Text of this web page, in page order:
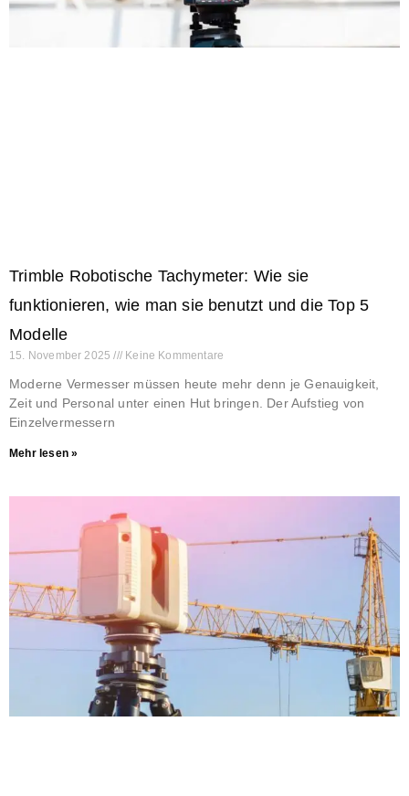
Trimble Robotische Tachymeter: Wie sie
funktionieren, wie man sie benutzt und die Top 5
Modelle
15. November 2025 Keine Kommentare
Moderne Vermesser müssen heute mehr denn je Genauigkeit,
Zeit und Personal unter einen Hut bringen. Der Aufstieg von
Einzelvermessern
Mehr lesen »